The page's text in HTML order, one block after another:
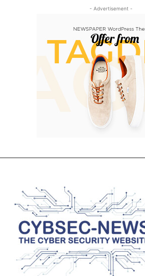
- Advertisement -